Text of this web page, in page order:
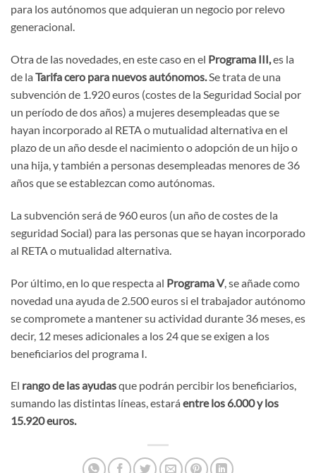
para los autónomos que adquieran un negocio por relevo
generacional.
Otra de las novedades, en este caso en el Programa III,es la
de la Tarifa cero para nuevos autónomos.Se trata de una
subvención de 1.920 euros (costes de la Seguridad Social por
un período de dos años) a mujeres desempleadas que se
hayan incorporado al RETA o mutualidad alternativa en el
plazo de un año desde el nacimiento o adopción de un hijo o
una hija, y también a personas desempleadas menores de 36
años que se establezcan como autónomas.
La subvención será de 960 euros (un año de costes de la
seguridad Social) para las personas que se hayan incorporado
al RETA o mutualidad alternativa.
Por último, en lo que respecta al Programa V, se añade como
novedad una ayuda de 2.500 euros si el trabajador autónomo
se compromete a mantener su actividad durante 36 meses, es
decir, 12 meses adicionales a los 24 que se exigen a los
beneficiarios del programa I.
El rango de las ayudasque podrán percibir los beneficiarios,
sumando las distintas líneas, estará entre los 6.000 y los
15.920 euros.